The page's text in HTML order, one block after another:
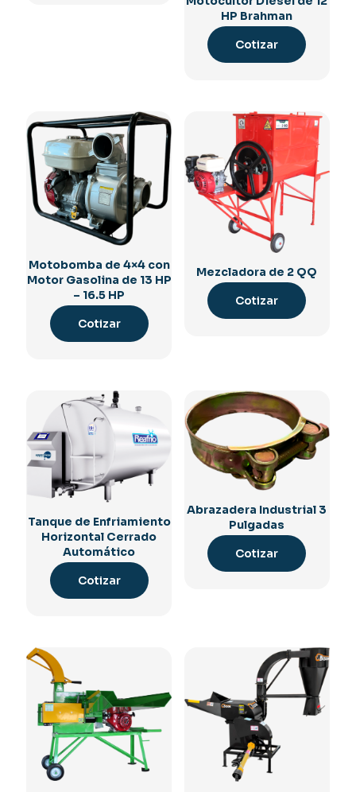
HP Brahman
Cotizar
Motobomba de 4×4 con
Motor Gasolina de 13 HP
– 16.5 HP
Cotizar
Mezcladora de 2 QQ
Cotizar
Tanque de Enfriamiento
Horizontal Cerrado
Automático
Cotizar
Abrazadera Industrial 3
Pulgadas
Cotizar